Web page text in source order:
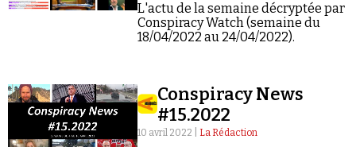
L'actu de la semaine décryptée par
Conspiracy Watch (semaine du
18/04/2022 au 24/04/2022).
Conspiracy News
#15.2022
10 avril 2022 | La Rédaction